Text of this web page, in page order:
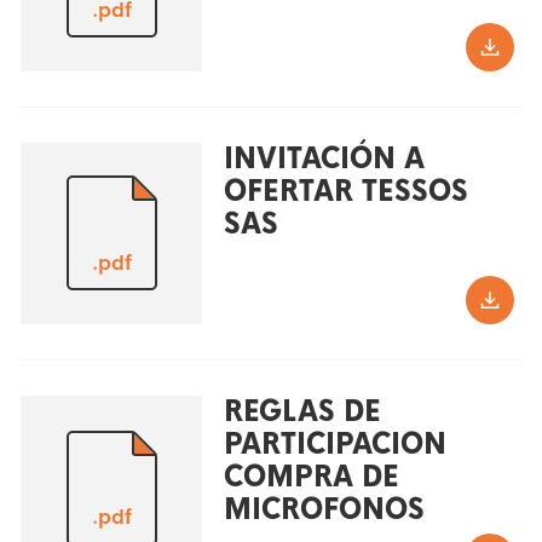
.pdf
.pdf
INVITACIÓN A
OFERTAR TESSOS
SAS
.pdf
REGLAS DE
PARTICIPACION
COMPRA DE
MICROFONOS